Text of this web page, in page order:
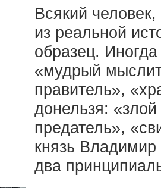
Всякий
из реальной
образец.
«мудрый
правитель»,
донельзя:
предатель»,
князь
два